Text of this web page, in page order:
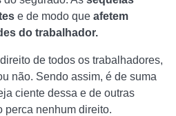
e de modo que afetem
do trabalhador.
de todos os trabalhadores,
não. Sendo assim, é de suma
ciente dessa e de outras
perca nenhum direito.